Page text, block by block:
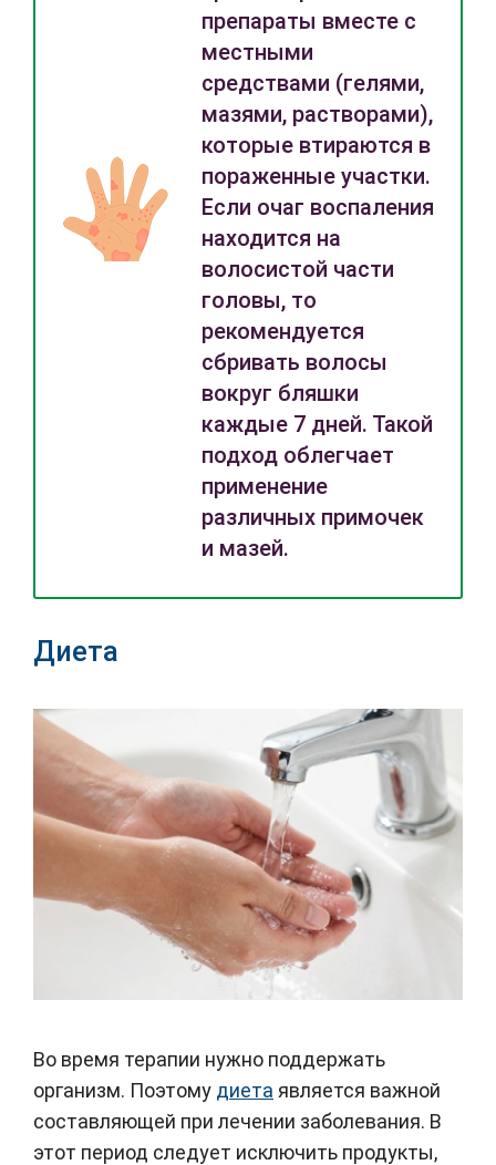
препараты вместе с
местными
средствами (гелями,
мазями, растворами),
которые втираются в
пораженные участки.
Если очаг воспаления
находится на
волосистой части
головы, то
рекомендуется
сбривать волосы
вокруг бляшки
каждые 7 дней. Такой
подход облегчает
применение
различных примочек
и мазей.
Диета
Во время терапии нужно поддержать
организм. Поэтому диета является важной
составляющей при лечении заболевания. В
этот период следует исключить продукты,